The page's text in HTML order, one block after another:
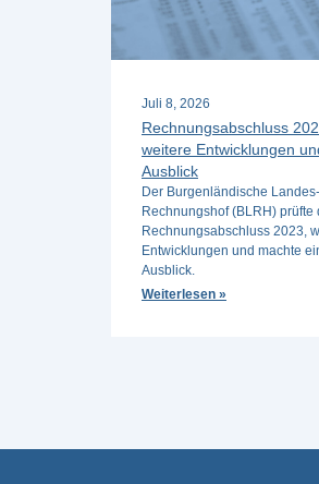
Juli 8, 2026
Rechnungsabschluss
weitere Entwicklungen
Ausblick
Der Burgenländische Landes-
Rechnungshof (BLRH) prüfte
Rechnungsabschluss 2023,
Entwicklungen und machte
Ausblick.
Weiterlesen »